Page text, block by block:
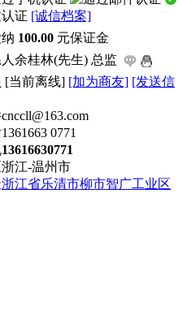
证 [诚信档案]
100.00 元保证金
余桂林(先生) 总监
[当前离线] [加为商友] [发送信
cnccll@163.com
1361663 0771
13616630771
浙江-温州市
浙江省乐清市柳市智广工业区